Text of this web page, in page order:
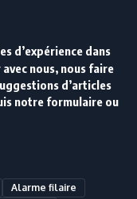
d’expérience dans
nous, nous faire
d’articles
notre formulaire ou
Alarme filaire